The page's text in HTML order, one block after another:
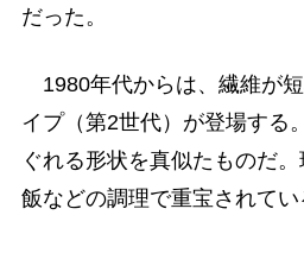
だった。
1980年代からは、繊維が
イプ（第2世代）が登場する
ぐれる形状を真似たものだ
飯などの調理で重宝されてい